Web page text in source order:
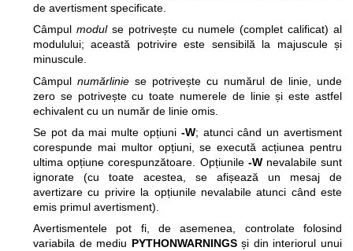
de avertisment specificate.
Câmpul modulse potrivește cu numele (complet calificat) al
modulului; această potrivire este sensibilă la majuscule și
minuscule.
Câmpul numărlinie se potrivește cu numărul de linie, unde
zero se potrivește cu toate numerele de linie și este astfel
echivalent cu un număr de linie omis.
Se pot da mai multe opțiuni -W; atunci când un avertisment
corespunde mai multor opțiuni, se execută acțiunea pentru
ultima opțiune corespunzătoare. Opțiunile -Wnevalabile sunt
ignorate (cu toate acestea, se afișează un mesaj de
avertizare cu privire la opțiunile nevalabile atunci când este
emis primul avertisment).
Avertismentele pot fi, de asemenea, controlate folosind
variabila de mediu PYTHONWARNINGSși din interiorul unui